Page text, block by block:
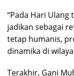
“Pada Hari Ulang
jadikan sebagai
tetap humanis,
dinamika di
Terakhir, Gani